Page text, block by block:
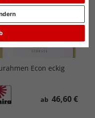
Econ eckig
ab 46,60 €